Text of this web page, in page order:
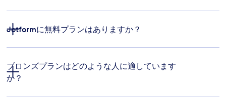
Jotformに無料プランはありますか？
フォームテンプレート
ブロンズプランはどのような人に適しています
か？